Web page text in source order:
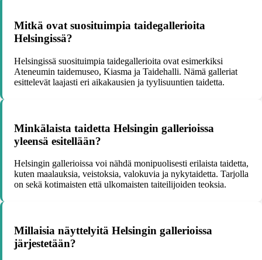
Mitkä ovat suosituimpia taidegallerioita
Helsingissä?
Helsingissä suosituimpia taidegallerioita ovat esimerkiksi
Ateneumin taidemuseo, Kiasma ja Taidehalli. Nämä galleriat
esittelevät laajasti eri aikakausien ja tyylisuuntien taidetta.
Minkälaista taidetta Helsingin gallerioissa
yleensä esitellään?
Helsingin gallerioissa voi nähdä monipuolisesti erilaista taidetta,
kuten maalauksia, veistoksia, valokuvia ja nykytaidetta. Tarjolla
on sekä kotimaisten että ulkomaisten taiteilijoiden teoksia.
Millaisia näyttelyitä Helsingin gallerioissa
järjestetään?